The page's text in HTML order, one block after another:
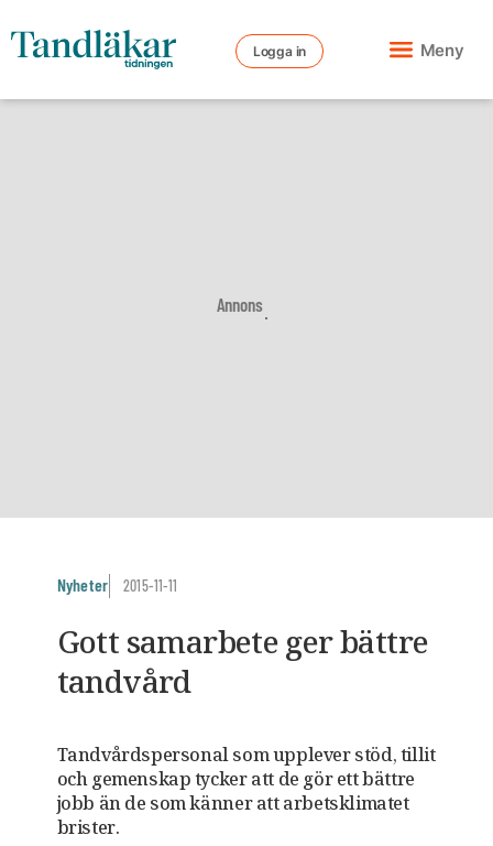
Logga in Meny
Annons
Nyheter 2015-11-11
Gott samarbete ger bättre
tandvård
Tandvårdspersonal som upplever stöd, tillit
och gemenskap tycker att de gör ett bättre
jobb än de som känner att arbetsklimatet
brister.